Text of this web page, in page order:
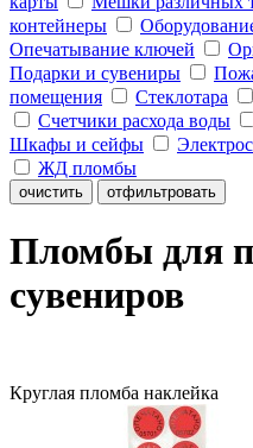
контейнеры
Опечатывание ключей
Подарки и сувениры
помещения
Стеклотара
Счетчики расхода воды
Шкафы и сейфы
ЖД пломбы
очистить отфильтровать
Пломбы для
сувениров
Круглая пломба наклейка